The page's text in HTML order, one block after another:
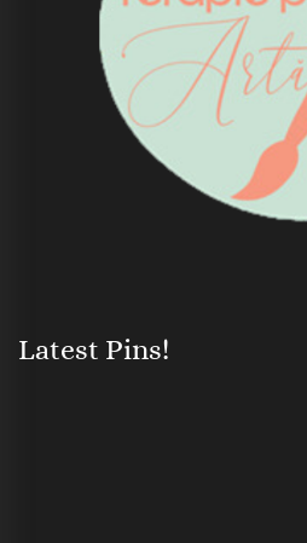
Latest Pins!